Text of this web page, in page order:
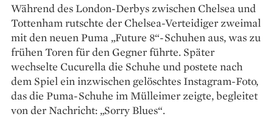
Während des London-Derbys zwischen Chelsea und
Tottenham rutschte der Chelsea-Verteidiger zweimal
mit den neuen Puma „Future 8“-Schuhen aus, was zu
frühen Toren für den Gegner führte. Später
wechselte Cucurella die Schuhe und postete nach
dem Spiel ein inzwischen gelöschtes Instagram-Foto,
das die Puma-Schuhe im Mülleimer zeigte, begleitet
von der Nachricht: „Sorry Blues“​.